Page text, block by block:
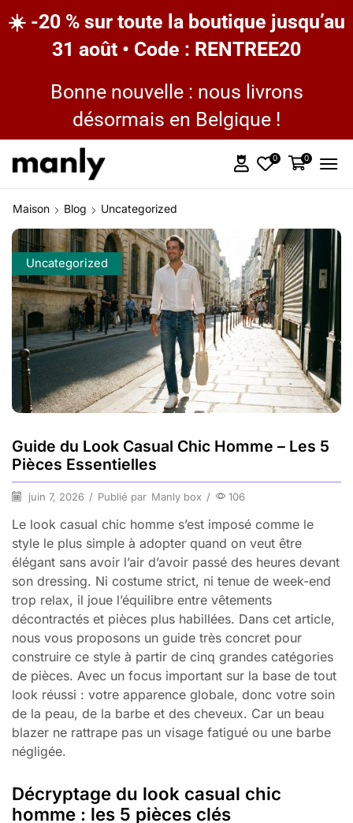
☀️ -20 % sur toute la boutique jusqu’au
31 août • Code : RENTREE20
Bonne nouvelle : nous livrons
désormais en Belgique !
0 0
Maison Blog Uncategorized
Uncategorized
Guide du Look Casual Chic Homme – Les 5
Pièces Essentielles
juin 7, 2026 / Publié par Manly box / 106
Le look casual chic homme s’est imposé comme le
style le plus simple à adopter quand on veut être
élégant sans avoir l’air d’avoir passé des heures devant
son dressing. Ni costume strict, ni tenue de week-end
trop relax, il joue l’équilibre entre vêtements
décontractés et pièces plus habillées. Dans cet article,
nous vous proposons un guide très concret pour
construire ce style à partir de cinq grandes catégories
de pièces. Avec un focus important sur la base de tout
look réussi : votre apparence globale, donc votre soin
de la peau, de la barbe et des cheveux. Car un beau
blazer ne rattrape pas un visage fatigué ou une barbe
négligée.
Décryptage du look casual chic
homme : les 5 pièces clés